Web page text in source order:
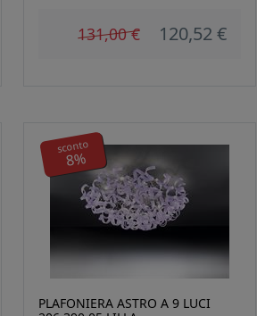
131,00 € 120,52 €
PLAFONIERA ASTRO A 9 LUCI
sconto
8%